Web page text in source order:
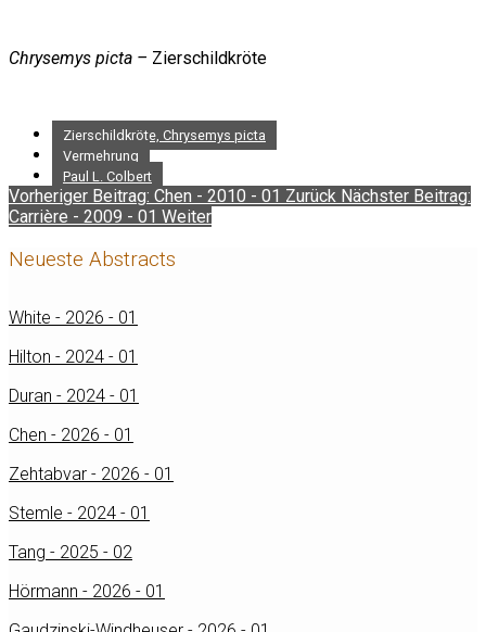
Chrysemys picta – Zierschildkröte
Zierschildkröte, Chrysemys picta
Vermehrung
Paul L. Colbert
Vorheriger Beitrag: Chen - 2010 - 01 Zurück Nächster Beitrag:
Carrière - 2009 - 01 Weiter
Neueste Abstracts
White - 2026 - 01
Hilton - 2024 - 01
Duran - 2024 - 01
Chen - 2026 - 01
Zehtabvar - 2026 - 01
Stemle - 2024 - 01
Tang - 2025 - 02
Hörmann - 2026 - 01